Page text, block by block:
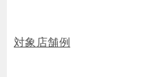
対象店舗例